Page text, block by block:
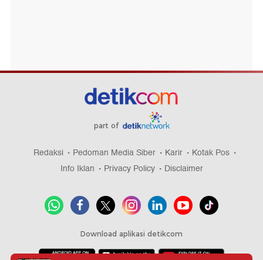
part of
Redaksi Pedoman Media Siber Karir
Kotak Pos
Info Iklan
Privacy Policy Disclaimer
Download aplikasi detikcom